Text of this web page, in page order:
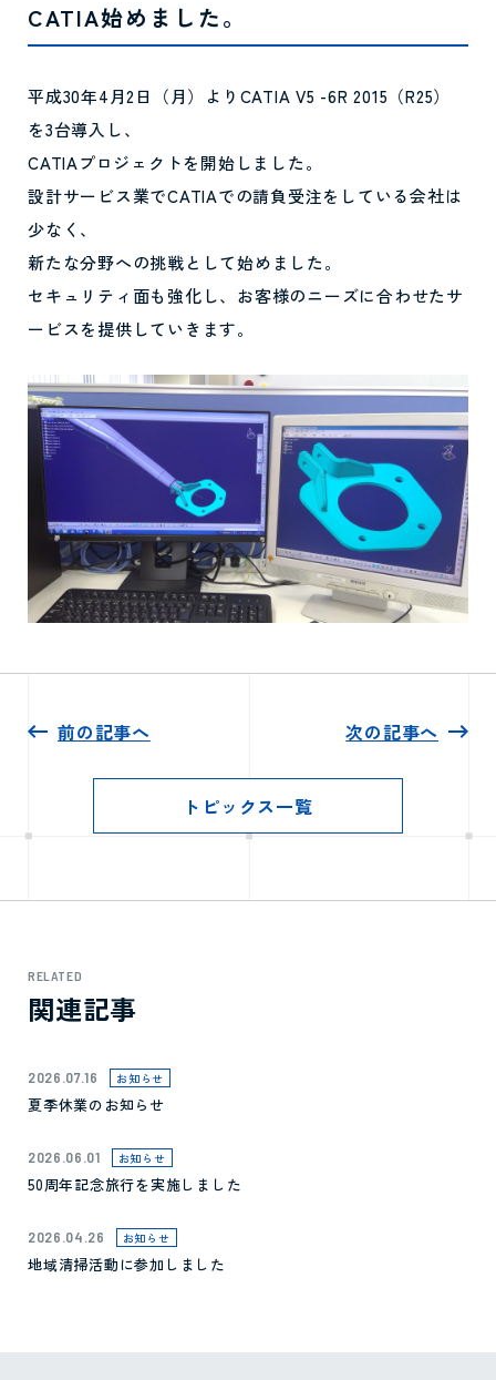
CATIA始めました。
平成30年4月2日（月）よりCATIA V5 -6R 2015（R25）
を3台導入し、
CATIAプロジェクトを開始しました。
設計サービス業でCATIAでの請負受注をしている会社は
少なく、
新たな分野への挑戦として始めました。
セキュリティ面も強化し、お客様のニーズに合わせたサ
ービスを提供していきます。
前の記事へ 次の記事へ
トピックス一覧
RELATED
関連記事
2026.07.16 お知らせ
夏季休業のお知らせ
2026.06.01 お知らせ
50周年記念旅行を実施しました
2026.04.26 お知らせ
地域清掃活動に参加しました